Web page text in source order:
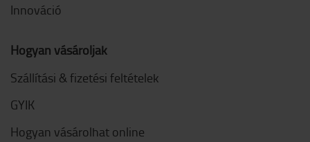
Innováció
Hogyan vásároljak
Szállítási & fizetési feltételek
GYIK
Hogyan vásárolhat online